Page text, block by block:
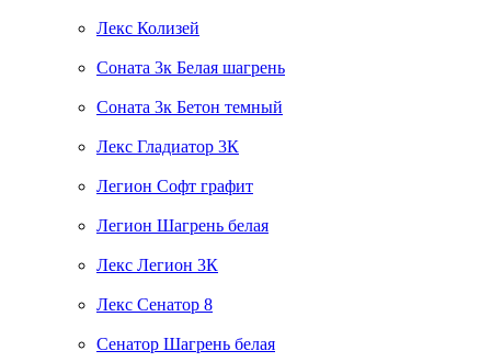
Лекс Колизей
Соната 3к Белая шагрень
Соната 3к Бетон темный
Лекс Гладиатор 3К
Легион Софт графит
Легион Шагрень белая
Лекс Легион 3К
Лекс Сенатор 8
Сенатор Шагрень белая